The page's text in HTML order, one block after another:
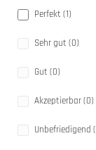
Perfekt (1)
Sehr gut (0)
Gut (0)
Akzeptierbar (0)
Unbefriedigend